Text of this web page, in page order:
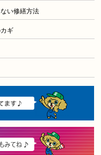
い修繕方法
ギ